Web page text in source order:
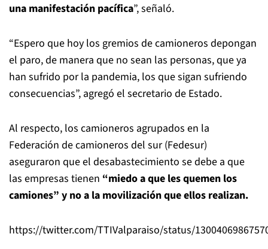
una manifestación pacífica”, señaló.
“Espero que hoy los gremios decamioneros depongan
el paro, de manera que no sean las personas, que ya
han sufrido por la pandemia, los que sigan sufriendo
consecuencias”, agregó el secretario de Estado.
Al respecto, los camioneros agrupados en la
Federación de camioneros del sur (Fedesur)
aseguraron que el desabastecimiento se debe a que
las empresas tienen “miedo a que les quemen los
camiones” y no a la movilización que ellos realizan.
https://twitter.com/TTIValparaiso/status/